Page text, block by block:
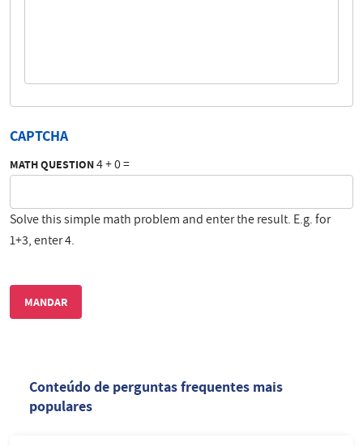
CAPTCHA
MATH QUESTION4 + 0 =
Solve this simple math problem and enter the result. E.g. for
1+3, enter 4.
Conteúdo de perguntas frequentes mais
populares